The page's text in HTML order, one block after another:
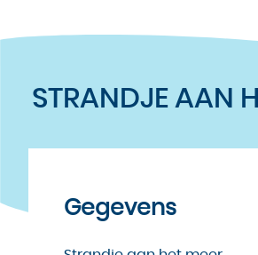
STRANDJE AAN
Gegevens